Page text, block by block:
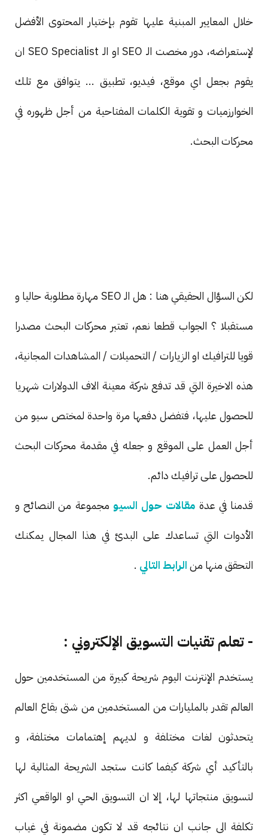
خلال المعايير المبنية عليها تقوم بإختيار المحتوى الأفضل
لإستعراضه، دور مخصت الـ SEO او الـ SEO Specialist ان
يقوم بجعل اي موقع، فيديو، تطبيق ... يتوافق مع تلك
الخوارزميات و تقوية الكلمات المفتاحية من أجل ظهوره في
محركات البحث.
لكن السؤال الحقيقي هنا : هل الـ SEO مهارة مطلوبة حاليا و
مستقبلا ؟ الجواب قطعا نعم، تعتبر محركات البحث مصدرا
قويا للترافيك او الزيارات / التحميلات / المشاهدات المجانية،
هذه الاخيرة التي قد تدفع شركة معينة الاف الدولارات شهريا
للحصول عليها، فتفضل دفعها مرة واحدة لمختص سيو من
أجل العمل على الموقع و جعله في مقدمة محركات البحث
للحصول على ترافيك دائم.
قدمنا في عدة مقالات حول السيو مجموعة من النصائح و
الأدوات التي تساعدك على البدئ في هذا المجال يمكنك
التحقق منها منالرابط التالي .
- تعلم تقنيات التسويق الإلكتروني :
يستخدم الإنترنت اليوم شريحة كبيرة من المستخدمين حول
العالم تقدر بالمليارات من المستخدمين من شتى بقاع العالم
يتحدثون لغات مختلفة و لديهم إهتمامات مختلفة، و
بالتأكيد أي شركة كيفما كانت ستجد الشريحة المثالية لها
لتسويق منتجاتها لها، إلا ان التسويق الحي او الواقعي اكثر
تكلفة الى جانب ان نتائجه قد لا تكون مضمونة في غياب